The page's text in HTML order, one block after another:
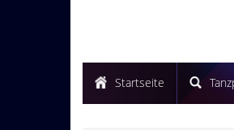
Startseite